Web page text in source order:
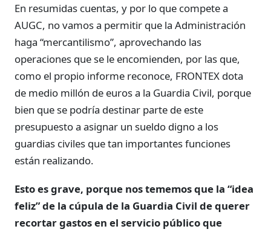
En resumidas cuentas, y por lo que compete a
AUGC, no vamos a permitir que la Administración
haga “mercantilismo”, aprovechando las
operaciones que se le encomienden, por las que,
como el propio informe reconoce, FRONTEX dota
de medio millón de euros a la Guardia Civil, porque
bien que se podría destinar parte de este
presupuesto a asignar un sueldo digno a los
guardias civiles que tan importantes funciones
están realizando.
Esto es grave, porque nos tememos que la “idea
feliz” de la cúpula de la Guardia Civil de querer
recortar gastos en el servicio público que